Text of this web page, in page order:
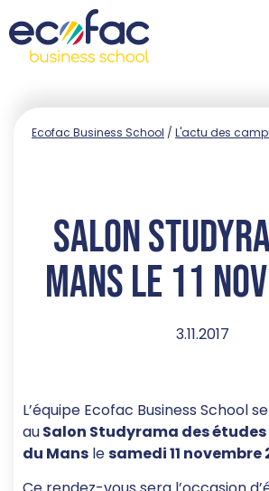
Ecofac Business School / L'actu des
Salon
Mans le 11
3.11.2017
L’équipe Ecofac Business School
auSalon Studyrama des
du Mans lesamedi 11 novembre